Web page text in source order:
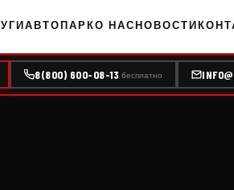
АВТОПАРКО НАСНОВОСТИ
8(800) 600-08-13 бесплатно